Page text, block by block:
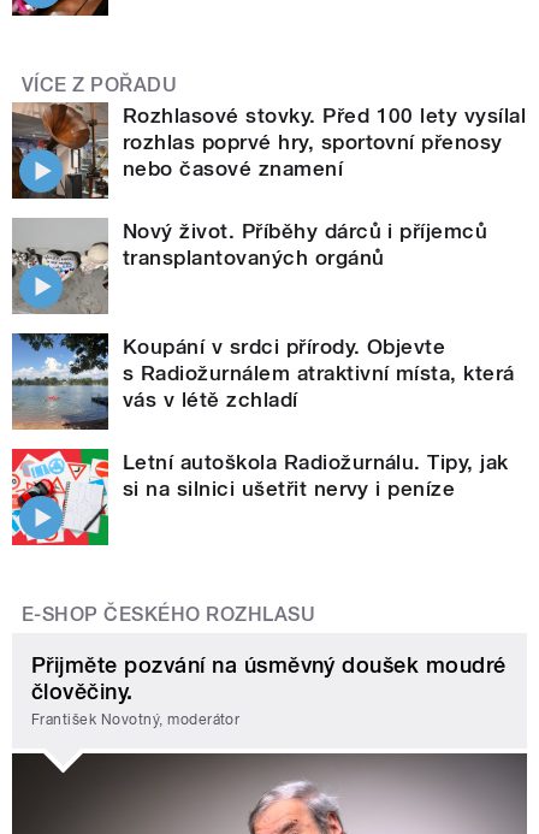
VÍCE Z POŘADU
Rozhlasové stovky. Před 100 lety vysílal
rozhlas poprvé hry, sportovní přenosy
nebo časové znamení
Nový život. Příběhy dárců i příjemců
transplantovaných orgánů
Koupání v srdci přírody. Objevte
s Radiožurnálem atraktivní místa, která
vás v létě zchladí
Letní autoškola Radiožurnálu. Tipy, jak
si na silnici ušetřit nervy i peníze
E-SHOP ČESKÉHO ROZHLASU
Přijměte pozvání na úsměvný doušek moudré
člověčiny.
František Novotný, moderátor